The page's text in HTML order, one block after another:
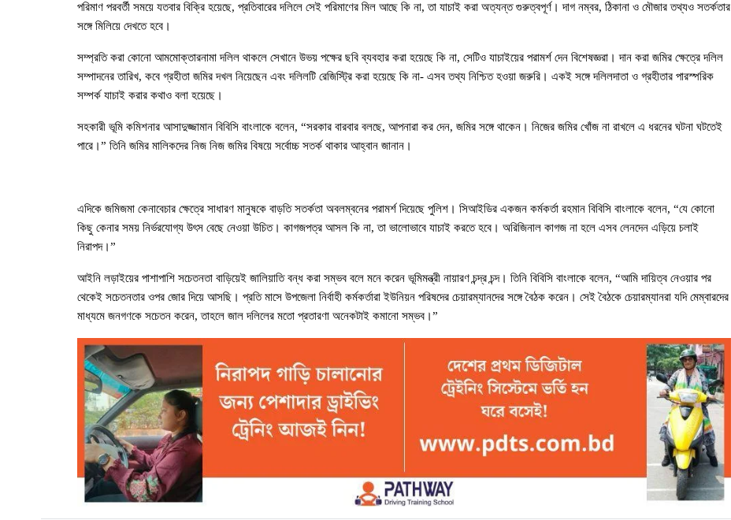
পরিমাণ পরবর্তী সময়ে যতবার বিক্রি হয়েছে, প্রতিবারের দলিলে সেই পরিমাণের মিল আছে কি না, তা যাচাই করা অত্যন্ত গুরুত্বপূর্ণ। দাগ নম্বর, ঠিকানা ও মৌজার তথ্যও সতর্কতার
সঙ্গে মিলিয়ে দেখতে হবে।
সম্প্রতি করা কোনো আমমোক্তারনামা দলিল থাকলে সেখানে উভয় পক্ষের ছবি ব্যবহার করা হয়েছে কি না, সেটিও যাচাইয়ের পরামর্শ দেন বিশেষজ্ঞরা। দান করা জমির ক্ষেত্রে দলিল
সম্পাদনের তারিখ, কবে গ্রহীতা জমির দখল নিয়েছেন এবং দলিলটি রেজিস্ট্রি করা হয়েছে কি না- এসব তথ্য নিশ্চিত হওয়া জরুরি। একই সঙ্গে দলিলদাতা ও গ্রহীতার পারস্পরিক
সম্পর্ক যাচাই করার কথাও বলা হয়েছে।
সহকারী ভূমি কমিশনার আসাদুজ্জামান বিবিসি বাংলাকে বলেন, “সরকার বারবার বলছে, আপনারা কর দেন, জমির সঙ্গে থাকেন। নিজের জমির খোঁজ না রাখলে এ ধরনের ঘটনা ঘটতেই
পারে।” তিনি জমির মালিকদের নিজ নিজ জমির বিষয়ে সর্বোচ্চ সতর্ক থাকার আহ্বান জানান।
এদিকে জমিজমা কেনাবেচার ক্ষেত্রে সাধারণ মানুষকে বাড়তি সতর্কতা অবলম্বনের পরামর্শ দিয়েছে পুলিশ। সিআইডির একজন কর্মকর্তা রহমান বিবিসি বাংলাকে বলেন, “যে কোনো
কিছু কেনার সময় নির্ভরযোগ্য উৎস বেছে নেওয়া উচিত। কাগজপত্র আসল কি না, তা ভালোভাবে যাচাই করতে হবে। অরিজিনাল কাগজ না হলে এসব লেনদেন এড়িয়ে চলাই
নিরাপদ।”
আইনি লড়াইয়ের পাশাপাশি সচেতনতা বাড়িয়েই জালিয়াতি বন্ধ করা সম্ভব বলে মনে করেন ভূমিমন্ত্রী নায়ারণ চন্দ্র চন্দ। তিনি বিবিসি বাংলাকে বলেন, “আমি দায়িত্ব নেওয়ার পর
থেকেই সচেতনতার ওপর জোর দিয়ে আসছি। প্রতি মাসে উপজেলা নির্বাহী কর্মকর্তারা ইউনিয়ন পরিষদের চেয়ারম্যানদের সঙ্গে বৈঠক করেন। সেই বৈঠকে চেয়ারম্যানরা যদি মেম্বারদের
মাধ্যমে জনগণকে সচেতন করেন, তাহলে জাল দলিলের মতো প্রতারণা অনেকটাই কমানো সম্ভব।”